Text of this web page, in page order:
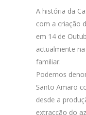
A história da
com a criação
em 14 de
actualmente
familiar.
Podemos
Santo Amaro
desde a
extracção do